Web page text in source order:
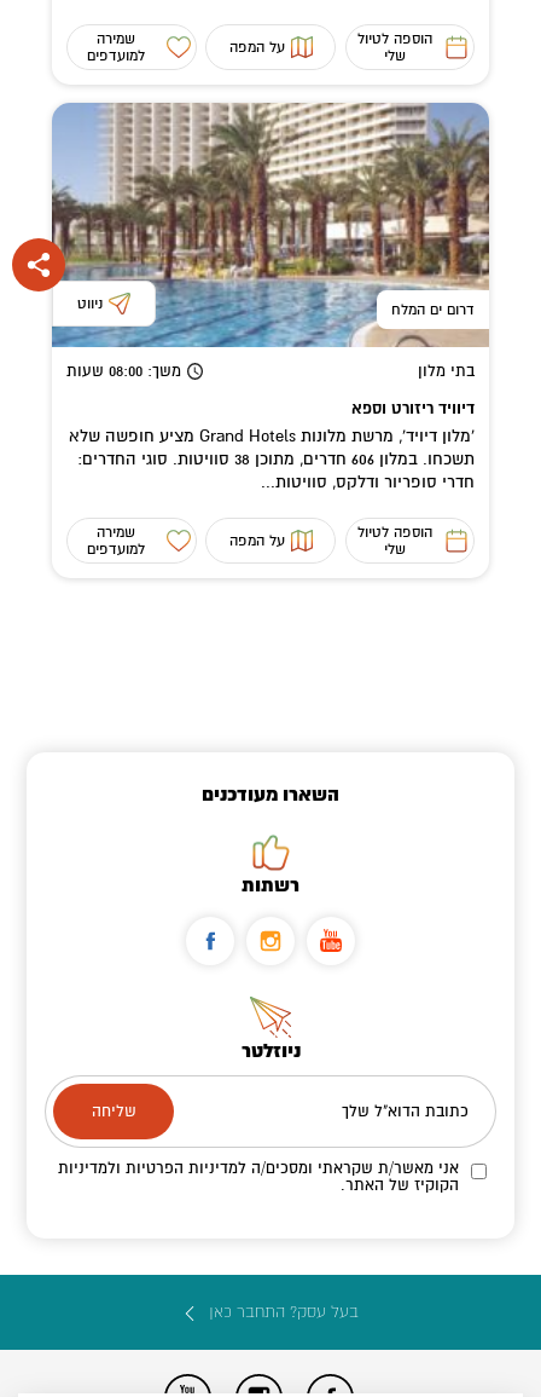
הוספה לטיול
שלי
על המפה
שמירה
למועדפים
דרום ים המלח ניווט
בתי מלון משך: 08:00 שעות
דיוויד ריזורט וספא
'מלון דיויד', מרשת מלונות Grand Hotels מציע חופשה שלא
תשכחו. במלון 606 חדרים, מתוכן 38 סוויטות. סוגי החדרים:
חדרי סופריור ודלקס, סוויטות...
הוספה לטיול
שלי
על המפה
שמירה
למועדפים
השארו מעודכנים
רשתות
ניוזלטר
כתובת הדוא"ל שלך
אני מאשר/ת שקראתי ומסכים/הלמדיניות הפרטיות ולמדיניות
הקוקיז של האתר.
בעל עסק? התחבר כאן